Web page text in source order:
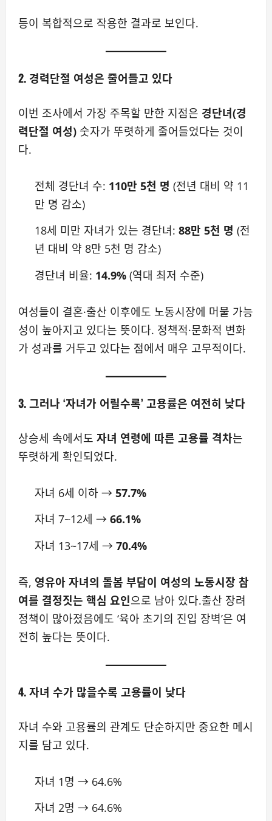
등이 복합적으로 작용한 결과로 보인다.
2. 경력단절 여성은 줄어들고 있다
이번 조사에서 가장 주목할 만한 지점은 경단녀(경
력단절 여성) 숫자가 뚜렷하게 줄어들었다는 것이
다.
전체 경단녀 수: 110만 5천 명 (전년 대비 약 11
만 명 감소)
18세 미만 자녀가 있는 경단녀: 88만 5천 명 (전
년 대비 약 8만 5천 명 감소)
경단녀 비율: 14.9% (역대 최저 수준)
여성들이 결혼·출산 이후에도 노동시장에 머물 가능
성이 높아지고 있다는 뜻이다. 정책적·문화적 변화
가 성과를 거두고 있다는 점에서 매우 고무적이다.
3. 그러나 ‘자녀가 어릴수록’ 고용률은 여전히 낮다
상승세 속에서도 자녀 연령에 따른 고용률 격차는
뚜렷하게 확인되었다.
자녀 6세 이하 → 57.7%
자녀 7~12세 → 66.1%
자녀 13~17세 → 70.4%
즉, 영유아 자녀의 돌봄 부담이 여성의 노동시장 참
여를 결정짓는 핵심 요인으로 남아 있다.출산 장려
정책이 많아졌음에도 ‘육아 초기의 진입 장벽’은 여
전히 높다는 뜻이다.
4. 자녀 수가 많을수록 고용률이 낮다
자녀 수와 고용률의 관계도 단순하지만 중요한 메시
지를 담고 있다.
자녀 1명 → 64.6%
자녀 2명 → 64.6%